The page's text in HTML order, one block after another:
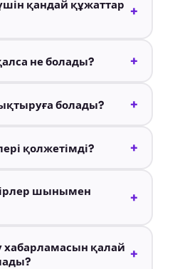
қандай құжаттар +
не болады? +
болады? +
қолжетімді? +
шынымен
+
хабарламасын қалай +